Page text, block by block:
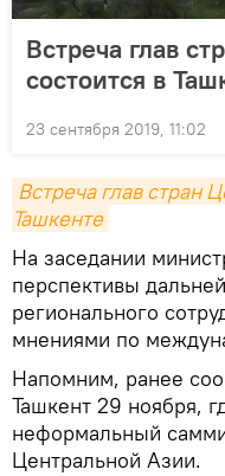
Встреча глав
состоится в
23 сентября 2019, 11:02
Встреча глав стран
Ташкенте
На заседании
перспективы
регионального
мнениями по
Напомним, ранее
Ташкент 29 ноября,
неформальный
Центральной Азии.